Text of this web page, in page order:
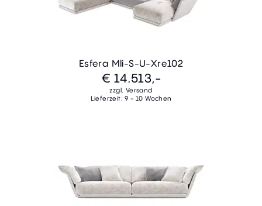
Esfera Mli-S-U-Xre102
€ 14.513,-
zzgl. Versand
Lieferzeit: 9 - 10 Wochen